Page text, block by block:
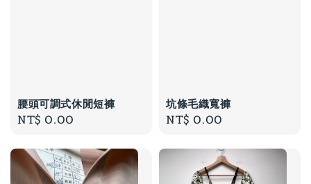
腰頭可調式休閒短褲
Regular
NT$ 0.00
坑條毛織寬褲
Regular
NT$ 0.00